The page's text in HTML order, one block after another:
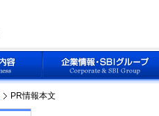
PR情報本文